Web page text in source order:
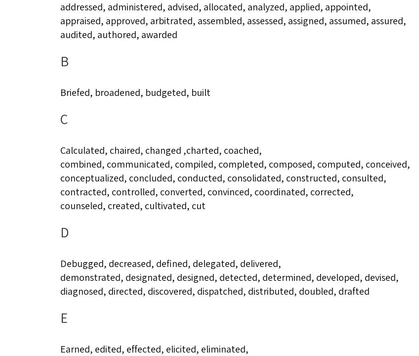
addressed, administered, advised, allocated, analyzed, applied, appointed,
appraised, approved, arbitrated, assembled, assessed, assigned, assumed, assured,
audited, authored, awarded
B
Briefed, broadened, budgeted, built
C
Calculated, chaired, changed ,charted, coached,
combined, communicated, compiled, completed, composed, computed, conceived,
conceptualized, concluded, conducted, consolidated, constructed, consulted,
contracted, controlled, converted, convinced, coordinated, corrected,
counseled, created, cultivated, cut
D
Debugged, decreased, defined, delegated, delivered,
demonstrated, designated, designed, detected, determined, developed, devised,
diagnosed, directed, discovered, dispatched, distributed, doubled, drafted
E
Earned, edited, effected, elicited, eliminated,